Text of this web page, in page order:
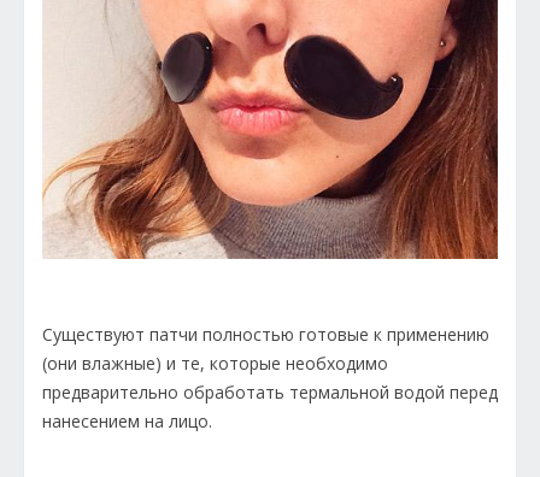
Существуют патчи полностью готовые к применению
(они влажные) и те, которые необходимо
предварительно обработать термальной водой перед
нанесением на лицо.